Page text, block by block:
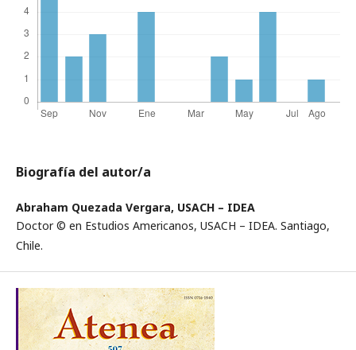
Biografía del autor/a
Abraham Quezada Vergara, USACH – IDEA
Doctor © en Estudios Americanos, USACH – IDEA. Santiago,
Chile.